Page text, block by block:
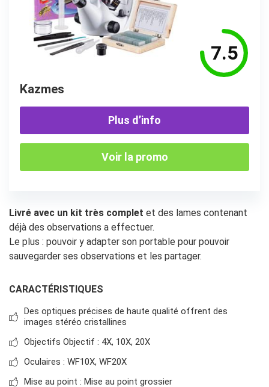
7.5
Kazmes
Plus d’info
Voir la promo
Livré avec un kit très complet et des lames contenant
déjà des observations a effectuer.
Le plus : pouvoir y adapter son portable pour pouvoir
sauvegarder ses observations et les partager.
CARACTÉRISTIQUES
Des optiques précises de haute qualité offrent des
images stéréo cristallines
Objectifs Objectif : 4X, 10X, 20X
Oculaires : WF10X, WF20X
Mise au point : Mise au point grossier